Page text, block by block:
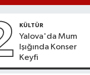
KÜLTÜR
Yalova'da Mum
Işığında Konser
Keyfi